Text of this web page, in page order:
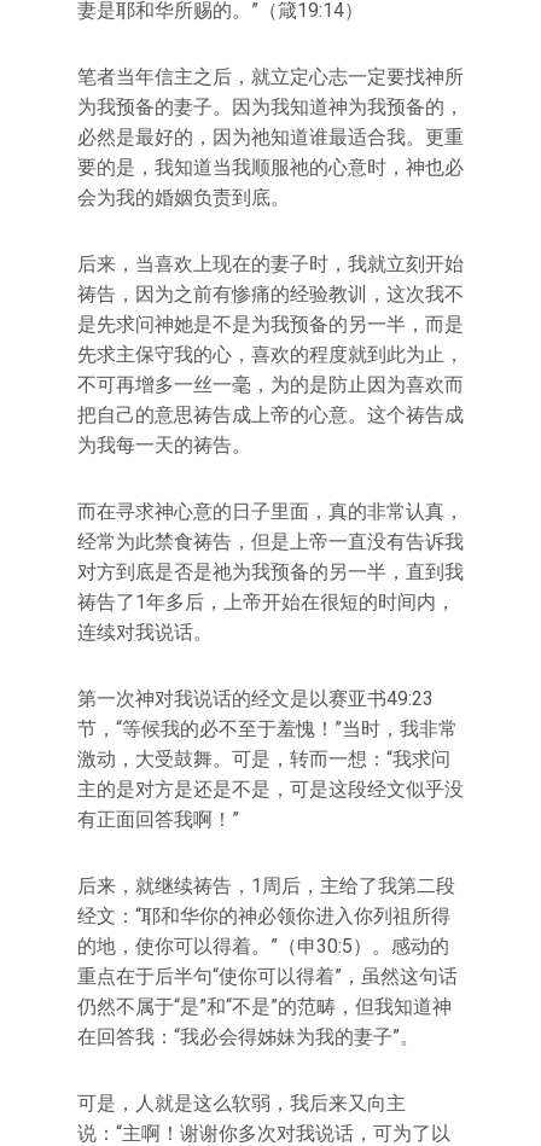
妻是耶和华所赐的。”（箴19:14）
笔者当年信主之后，就立定心志一定要找神所
为我预备的妻子。因为我知道神为我预备的，
必然是最好的，因为祂知道谁最适合我。更重
要的是，我知道当我顺服祂的心意时，神也必
会为我的婚姻负责到底。
后来，当喜欢上现在的妻子时，我就立刻开始
祷告，因为之前有惨痛的经验教训，这次我不
是先求问神她是不是为我预备的另一半，而是
先求主保守我的心，喜欢的程度就到此为止，
不可再增多一丝一毫，为的是防止因为喜欢而
把自己的意思祷告成上帝的心意。这个祷告成
为我每一天的祷告。
而在寻求神心意的日子里面，真的非常认真，
经常为此禁食祷告，但是上帝一直没有告诉我
对方到底是否是祂为我预备的另一半，直到我
祷告了1年多后，上帝开始在很短的时间内，
连续对我说话。
第一次神对我说话的经文是以赛亚书49:23
节，“等候我的必不至于羞愧！”当时，我非常
激动，大受鼓舞。可是，转而一想：“我求问
主的是对方是还是不是，可是这段经文似乎没
有正面回答我啊！”
后来，就继续祷告，1周后，主给了我第二段
经文：“耶和华你的神必领你进入你列祖所得
的地，使你可以得着。”（申30:5）。感动的
重点在于后半句“使你可以得着”，虽然这句话
仍然不属于“是”和“不是”的范畴，但我知道神
在回答我：“我必会得姊妹为我的妻子”。
可是，人就是这么软弱，我后来又向主
说：“主啊！谢谢你多次对我说话，可为了以